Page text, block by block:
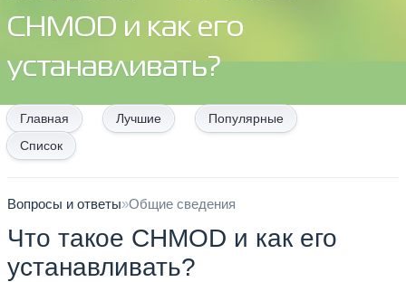
CHMOD и как его
устанавливать?
Главная Лучшие
Популярные
Список
Вопросы и ответы»Общие сведения
Что такое CHMOD и как его
устанавливать?